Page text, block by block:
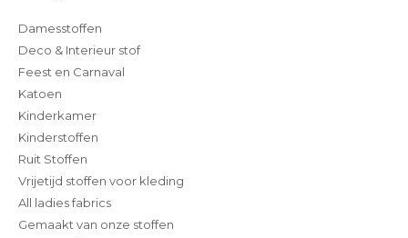
Damesstoffen
Deco & Interieur stof
Feest en Carnaval
Katoen
Kinderkamer
Kinderstoffen
Ruit Stoffen
Vrijetijd stoffen voor kleding
All ladies fabrics
Gemaakt van onze stoffen